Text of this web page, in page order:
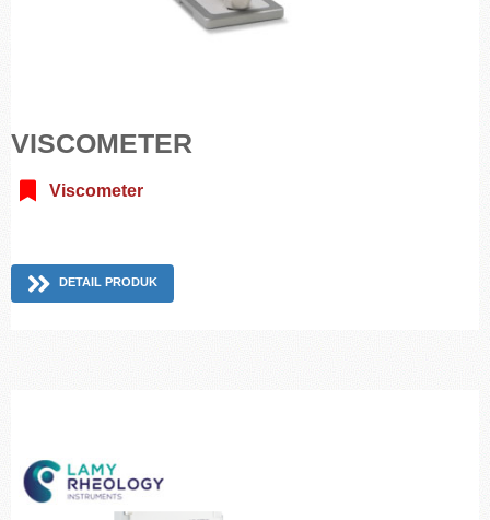
VISCOMETER
Viscometer
DETAIL PRODUK